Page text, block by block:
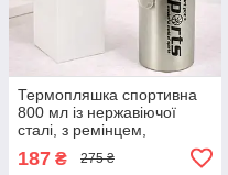
Термопляшка спортивна
800 мл із нержавіючої
сталі, з ремінцем,
Сріблястий (Пляшка для
води)
187 ₴ 275 ₴